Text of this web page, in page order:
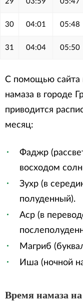
30 04:01 05:48
31 04:04 05:50
С помощью сайта
намаза в городе
приводится
месяц:
Фаджр
восходом
Зухр (в
полуденный).
Аср (в
Магриб
Иша (ночной
Время намаза на